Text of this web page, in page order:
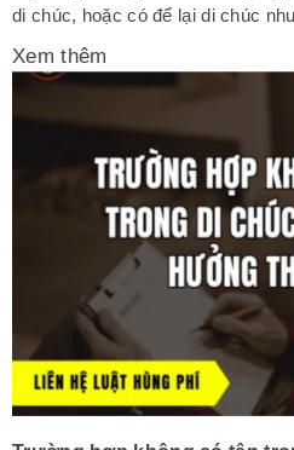
di chúc, hoặc có để lại di chúc
còn gọi là thừa kế theo pháp luật.
Xem thêm